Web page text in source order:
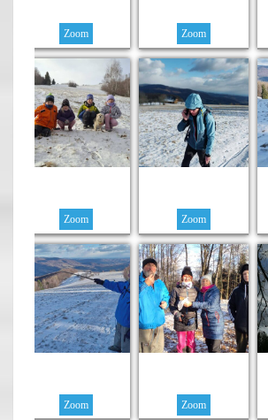
Zoom Zoom
Zoom Zoom
Zoom Zoom